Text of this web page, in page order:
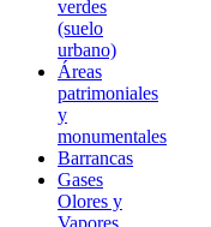
verdes
(suelo
urbano)
Áreas
patrimoniales
y
monumentales
Barrancas
Gases
Olores y